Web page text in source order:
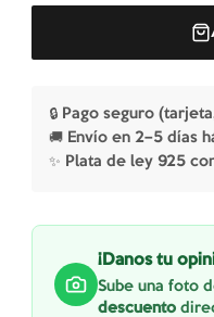
🔒 Pago seguro
🚚 Envío en 2–5 días
✨ Plata de ley 925
¡Danos tu
Sube una foto
descuento